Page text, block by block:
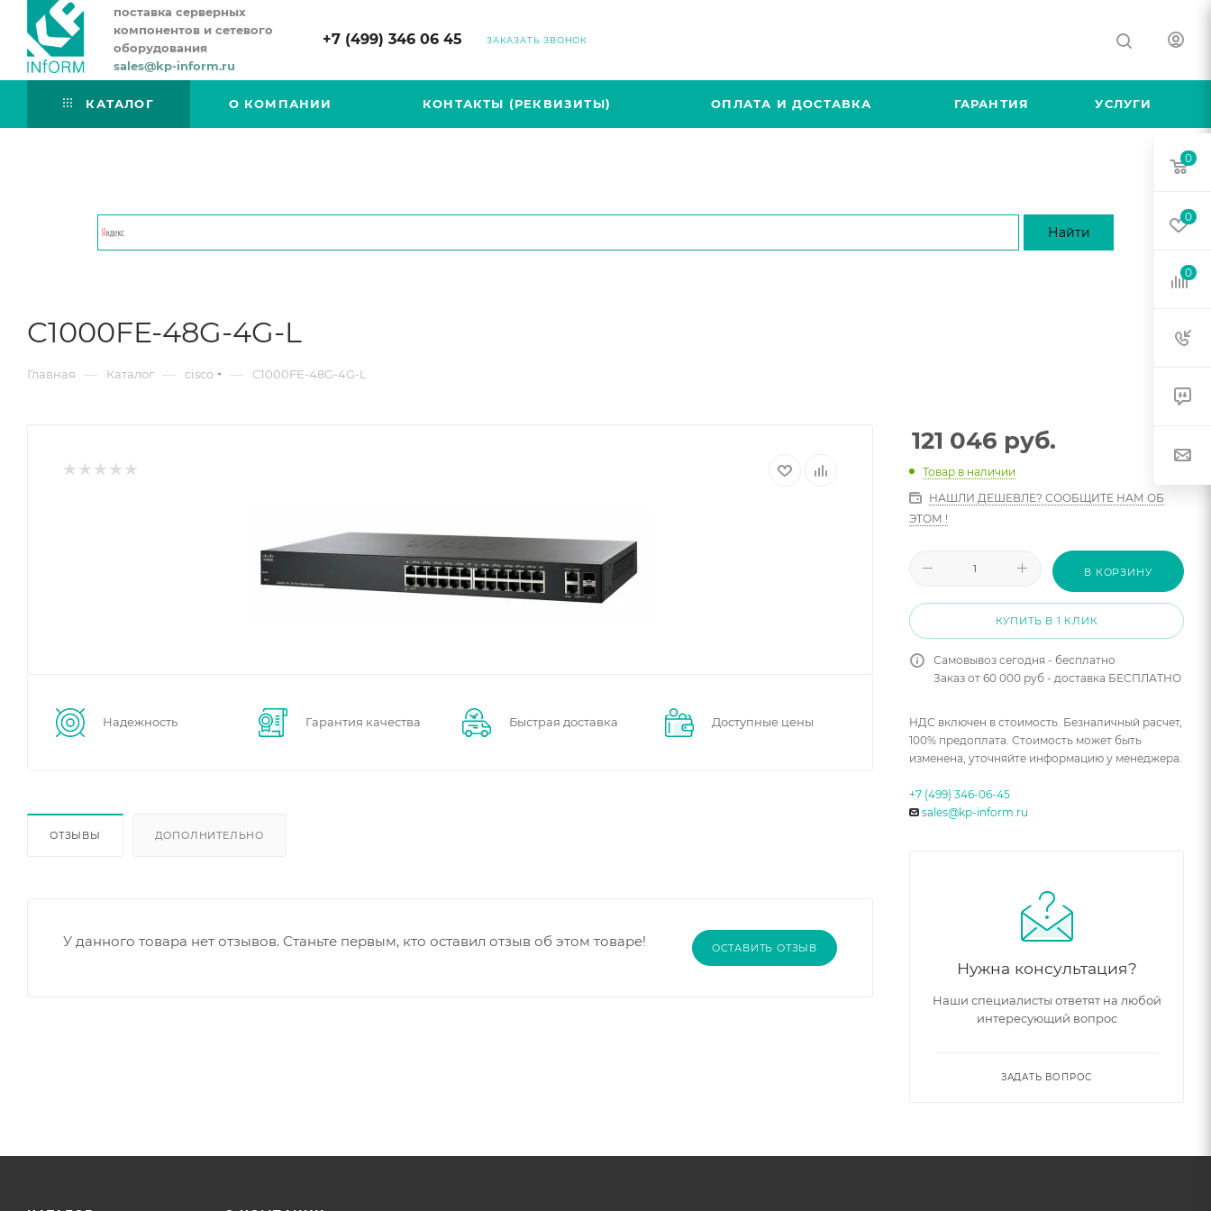
поставка серверных
компонентов и сетевого
оборудования
sales@kp-inform.ru
+7 (499) 346 06 45 ЗАКАЗАТЬ ЗВОНОК
КАТАЛОГ О КОМПАНИИ КОНТАКТЫ (РЕКВИЗИТЫ) ОПЛАТА И ДОСТАВКА ГАРАНТИЯ УСЛУГИ
C1000FE-48G-4G-L
Главная — Каталог — cisco — C1000FE-48G-4G-L
Надежность Гарантия качества Быстрая доставка Доступные цены
ОТЗЫВЫ ДОПОЛНИТЕЛЬНО
ОСТАВИТЬ ОТЗЫВ
У данного товара нет отзывов. Станьте первым, кто оставил отзыв об этом товаре!
121 046 руб.
Товар в наличии
НАШЛИ ДЕШЕВЛЕ? СООБЩИТЕ НАМ ОБ
ЭТОМ !
В КОРЗИНУ
КУПИТЬ В 1 КЛИК
Самовывоз сегодня - бесплатно
Заказ от 60 000 руб - доставка БЕСПЛАТНО
НДС включен в стоимость. Безналичный расчет,
100% предоплата. Стоимость может быть
изменена, уточняйте информацию у менеджера.
+7 (499) 346-06-45
sales@kp-inform.ru
Нужна консультация?
Наши специалисты ответят на любой
интересующий вопрос
ЗАДАТЬ ВОПРОС
0
0
0